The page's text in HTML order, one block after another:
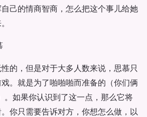
己的情商智商，怎么把这个事儿给她
的，但是对于大多人数来说，思慕只
。就是为了啪啪啪而准备的（你们俩
。如果你认识到了这一点，那么它将
你只需要告诉对方，你想怎么做，以